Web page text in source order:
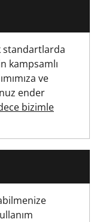
standartlarda
kampsamlı
ve
ender
bizimle